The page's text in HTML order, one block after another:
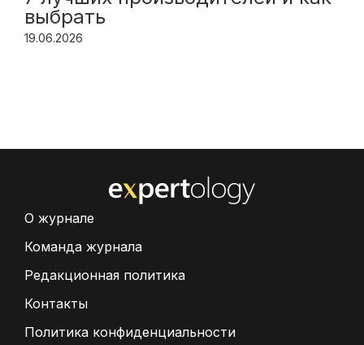
выбрать
19.06.2026
О журнале
Команда журнала
Редакционная политика
Контакты
Политика конфиденциальности